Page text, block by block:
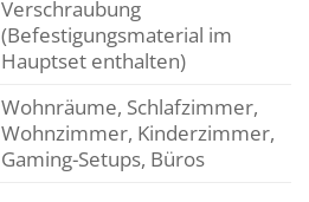
Verschraubung
(Befestigungsmaterial im
Hauptset enthalten)
Wohnräume, Schlafzimmer,
Wohnzimmer, Kinderzimmer,
Gaming-Setups, Büros